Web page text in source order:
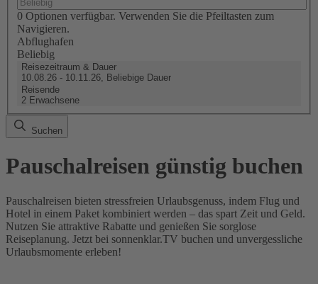
0 Optionen verfügbar. Verwenden Sie die Pfeiltasten zum
Navigieren.
Abflughafen
Beliebig
Reisezeitraum & Dauer
10.08.26 - 10.11.26, Beliebige Dauer
Reisende
2 Erwachsene
Suchen
Pauschalreisen günstig buchen
Pauschalreisen bieten stressfreien Urlaubsgenuss, indem Flug und
Hotel in einem Paket kombiniert werden – das spart Zeit und Geld.
Nutzen Sie attraktive Rabatte und genießen Sie sorglose
Reiseplanung. Jetzt bei sonnenklar.TV buchen und unvergessliche
Urlaubsmomente erleben!